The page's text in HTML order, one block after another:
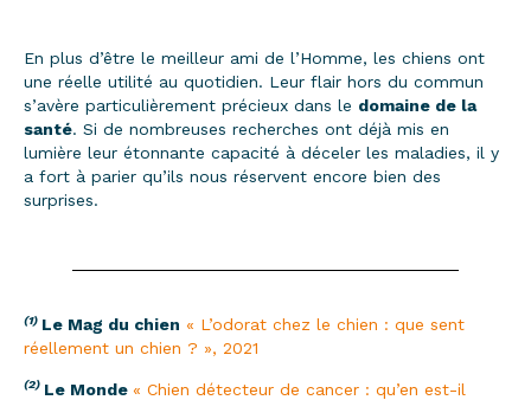
En plus d’être le meilleur ami de l’Homme, les chiens ont
une réelle utilité au quotidien. Leur flair hors du commun
s’avère particulièrement précieux dans le domaine de la
santé. Si de nombreuses recherches ont déjà mis en
lumière leur étonnante capacité à déceler les maladies, il y
a fort à parier qu’ils nous réservent encore bien des
surprises.
(1) Le Mag du chien « L’odorat chez le chien : que sent
réellement un chien ? », 2021
(2) Le Monde « Chien détecteur de cancer : qu’en est-il